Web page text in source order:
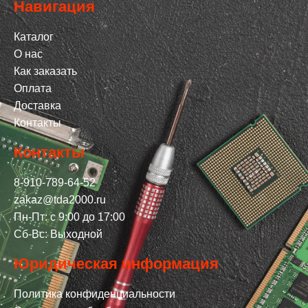
Навигация
Каталог
О нас
Как заказать
Оплата
Доставка
Контакты
Контакты
8-910-789-64-52
zakaz@tda2000.ru
Пн-Пт: с 9:00 до 17:00
Сб-Вс: Выходной
Юридическая информация
Политика конфиденциальности